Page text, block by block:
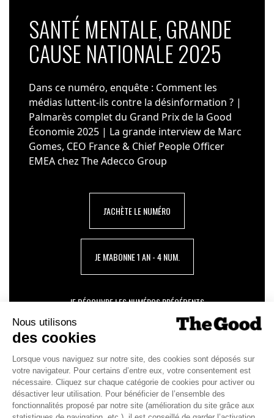
SANTÉ MENTALE, GRANDE
CAUSE NATIONALE 2025
Dans ce numéro, enquête : Comment les
médias luttent-ils contre la désinformation ? |
Palmarès complet du Grand Prix de la Good
Économie 2025 | La grande interview de Marc
Gomes, CEO France & Chief People Officer
EMEA chez The Adecco Group
J'ACHÈTE LE NUMÉRO
JE M'ABONNE 1 AN - 4 NUM.
JE DÉCOUVRE LES NUMÉROS PRÉCÉDENTS
Je suis déjà abonné(e) :
version digitale